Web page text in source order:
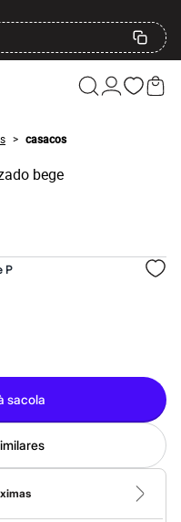
> casacos
P
sacola